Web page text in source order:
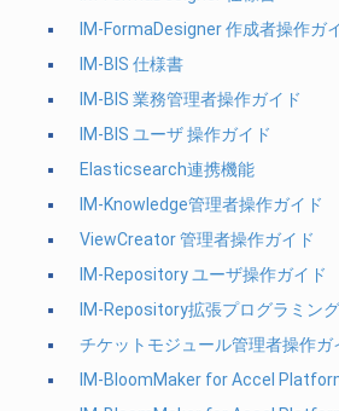
IM-FormaDesigner 作成者操作ガ
IM-BIS 仕様書
IM-BIS 業務管理者操作ガイド
IM-BIS ユーザ 操作ガイド
Elasticsearch連携機能
IM-Knowledge管理者操作ガイド
ViewCreator 管理者操作ガイド
IM-Repository ユーザ操作ガイド
IM-Repository拡張プログラミン
チケットモジュール管理者操作ガ
IM-BloomMaker for Accel